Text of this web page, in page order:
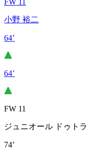
FW 11
小野 裕二
64’
64’
FW 11
ジュニオール ドゥトラ
74’